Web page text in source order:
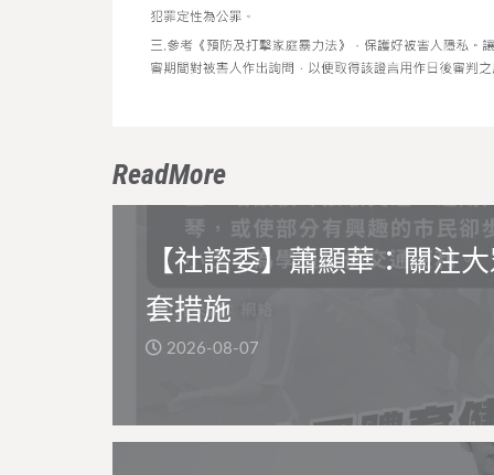
ReadMore
【社諮委】蕭顯華：關注
套措施
2026-08-07